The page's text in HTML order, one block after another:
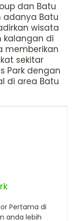
dan Batu
adanya Batu
wisata
kalangan di
memberikan
sekitar
Park dengan
di area Batu
Pertama di
anda lebih